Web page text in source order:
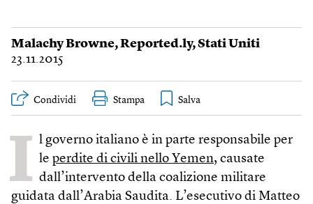
Malachy Browne,Reported.ly,Stati Uniti
23.11.2015
Condividi Stampa
I l governo italiano è in parte responsabile per
le perdite di civili nello Yemen, causate
dall’intervento della coalizione militare
guidata dall’Arabia Saudita. L’esecutivo di Matteo